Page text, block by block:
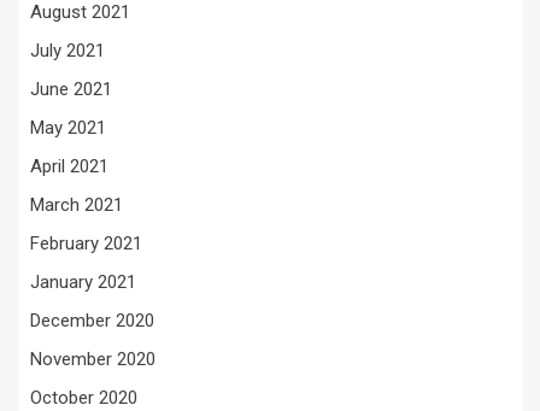
August 2021
July 2021
June 2021
May 2021
April 2021
March 2021
February 2021
January 2021
December 2020
November 2020
October 2020